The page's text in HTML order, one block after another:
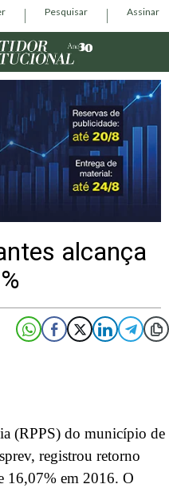
Pesquisar Assinar
alcança
(RPPS) do município de
registrou retorno
16,07% em 2016. O